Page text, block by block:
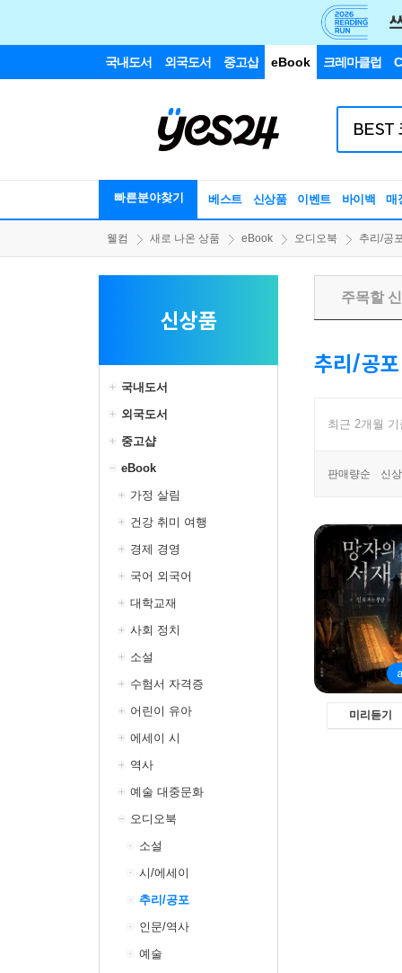
국내도서 외국도서 중고샵 eBook 크레마클럽
빠른분야찾기 베스트 신상품 이벤트 바이백 매
웰컴 새로 나온 상품 eBook 오디오북 추리/공
신상품
국내도서
외국도서
중고샵
eBook
가정 살림
건강 취미 여행
경제 경영
국어 외국어
대학교재
사회 정치
소설
수험서 자격증
어린이 유아
에세이 시
역사
예술 대중문화
오디오북
소설
시/에세이
추리/공포
인문/역사
예술
주목할
추리/공포
최근 2개월
판매량순 신
미리듣기